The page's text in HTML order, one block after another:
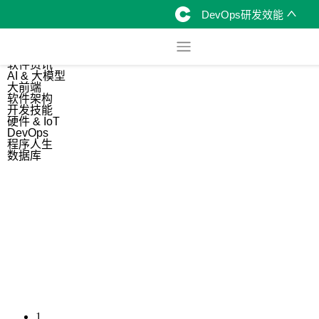
DevOps研发效能
软件资讯
AI & 大模型
大前端
软件架构
开发技能
硬件 & IoT
DevOps
程序人生
数据库
1